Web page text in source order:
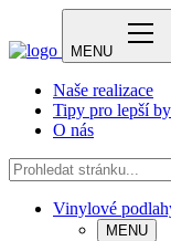
MENU
Naše realizace
Tipy pro lepší
O nás
Vinylové
MENU